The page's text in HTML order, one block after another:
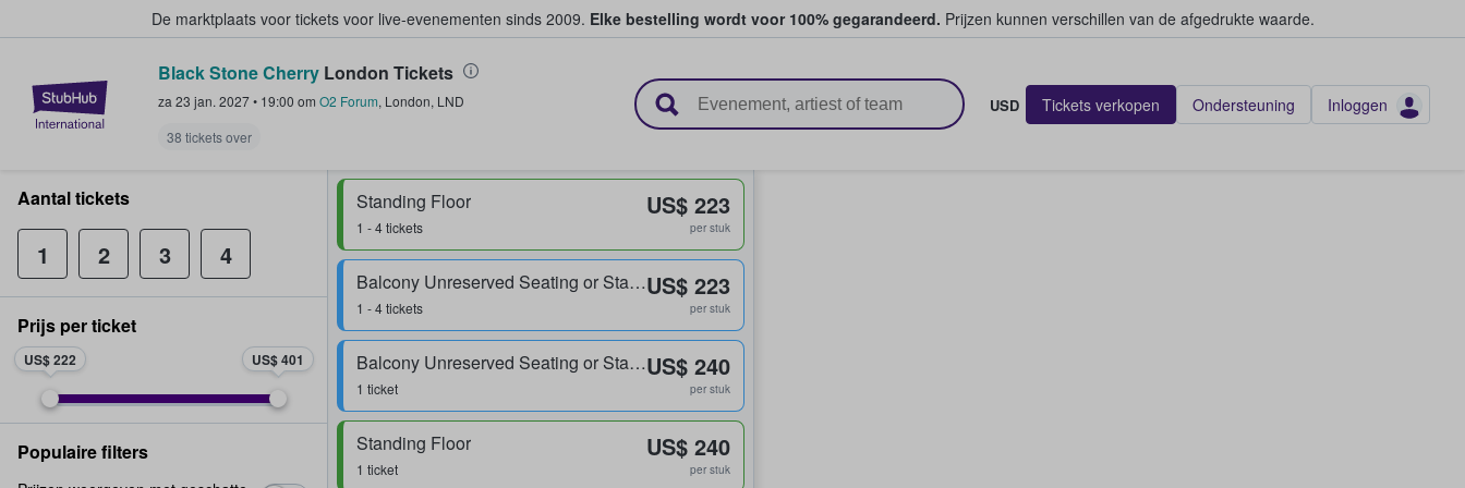
De marktplaats voor tickets voor live-evenementen sinds 2009. Elke bestelling wordt voor 100% gegarandeerd. Prijzen kunnen verschillen van de afgedrukte waarde.
StubHub: waar fans tickets kopen en verkopen
Black Stone Cherry London Tickets
za 23 jan. 2027• 19:00 om O2 Forum, London, LND
38 tickets over
USD Tickets verkopen Ondersteuning Inloggen
Standing Floor
1 - 4 tickets
US$ 223
per stuk
Balcony Unreserved Seating or Standing
1 - 4 tickets
US$ 223
per stuk
Balcony Unreserved Seating or Standing
1 ticket
US$ 240
per stuk
Standing Floor
1 ticket
US$ 240
per stuk
Aantal tickets
1 2 3 4
Prijs per ticket
US$ 222 US$ 401
Populaire filters